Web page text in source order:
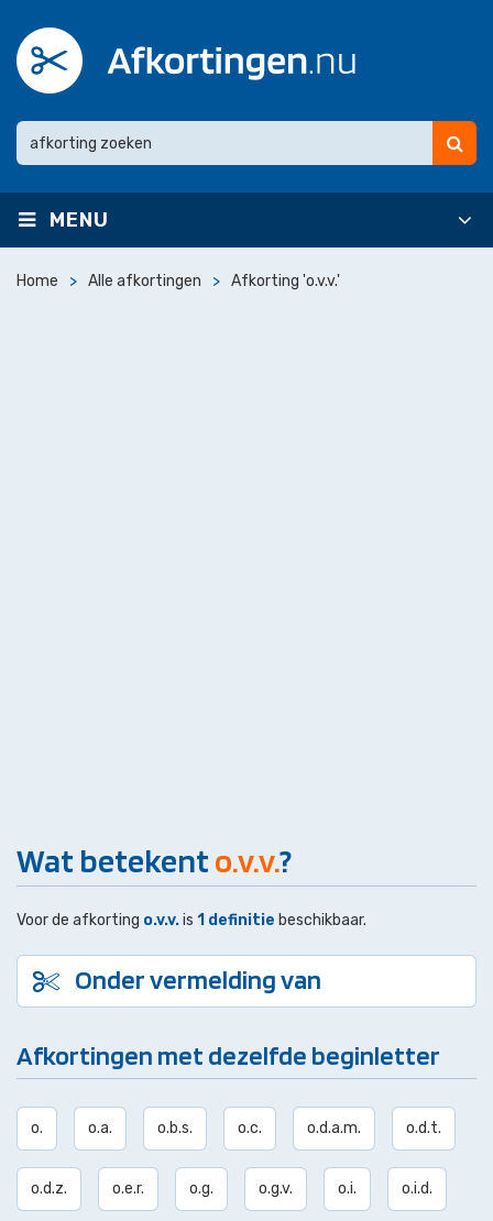
MENU
Home Alle afkortingen Afkorting 'o.v.v.'
Wat betekento.v.v.?
Voor de afkorting o.v.v.is 1 definitie beschikbaar.
Onder vermelding van
Afkortingen met dezelfde beginletter
o. o.a. o.b.s. o.c. o.d.a.m. o.d.t.
o.d.z. o.e.r. o.g. o.g.v. o.i. o.i.d.